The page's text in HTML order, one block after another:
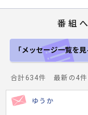
番組
「メッセージ一覧を見
合計634件 最新の4件
ゆうか